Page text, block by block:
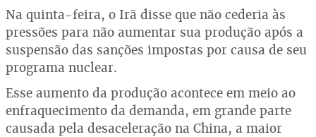
Na quinta-feira, o Irã disse que não cederia às
pressões para não aumentar sua produção após a
suspensão das sanções impostas por causa de seu
programa nuclear.
Esse aumento da produção acontece em meio ao
enfraquecimento da demanda, em grande parte
causada pela desaceleração na China, a maior